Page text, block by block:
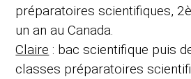
préparatoires scientifiques,
un an au Canada.
Claire : bac scientifique puis
classes préparatoires